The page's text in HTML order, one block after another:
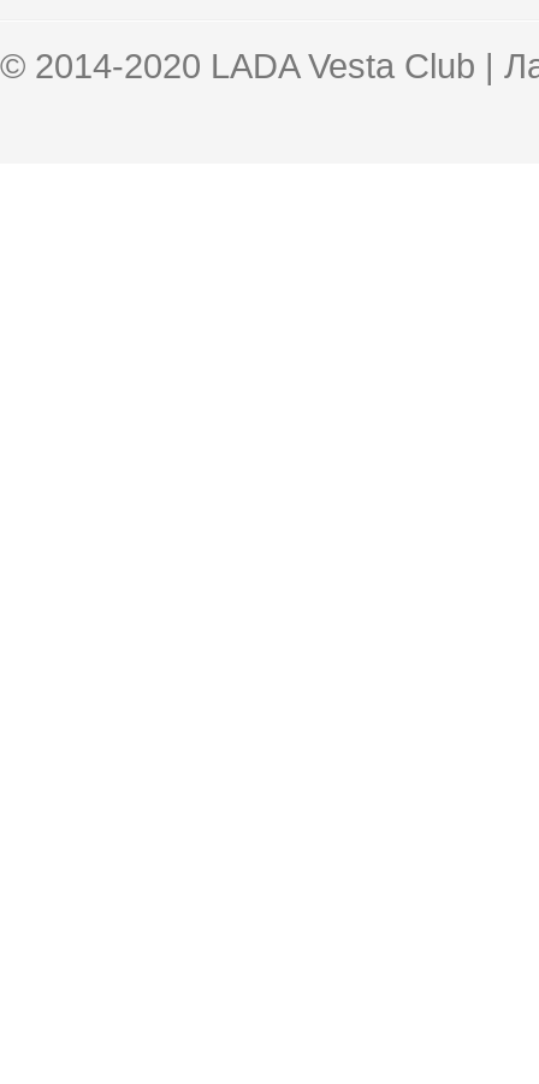
© 2014-2020 LADA Vesta Club |